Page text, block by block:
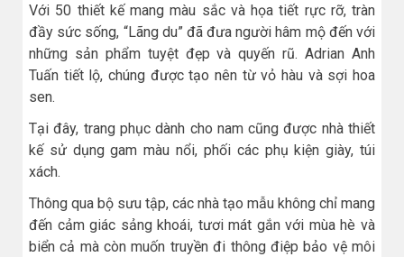
Với 50 thiết kế mang màu sắc và họa tiết rực rỡ, tràn
đầy sức sống, “Lãng du” đã đưa người hâm mộ đến với
những sản phẩm tuyệt đẹp và quyến rũ. Adrian Anh
Tuấn tiết lộ, chúng được tạo nên từ vỏ hàu và sợi hoa
sen.
Tại đây, trang phục dành cho nam cũng được nhà thiết
kế sử dụng gam màu nổi, phối các phụ kiện giày, túi
xách.
Thông qua bộ sưu tập, các nhà tạo mẫu không chỉ mang
đến cảm giác sảng khoái, tươi mát gắn với mùa hè và
biển cả mà còn muốn truyền đi thông điệp bảo vệ môi